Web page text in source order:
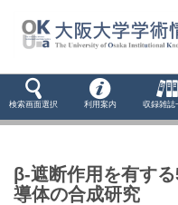
検索画面選択 利用案内 収録雑誌
β-遮断作用を有す
導体の合成研究